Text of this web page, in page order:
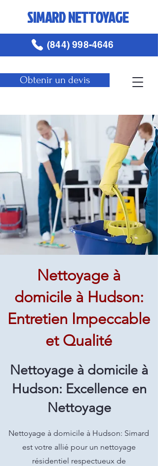
SIMARD NETTOYAGE
Obtenir un devis
(844) 998-4646
Nettoyage à
domicile à Hudson:
Entretien Impeccable
et Qualité
Nettoyage à domicile à
Hudson: Excellence en
Nettoyage
Nettoyage à domicile à Hudson: Simard
est votre allié pour un nettoyage
résidentiel respectueux de